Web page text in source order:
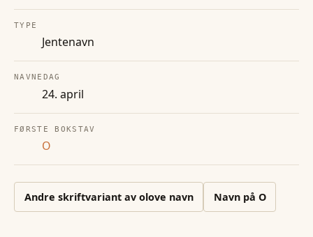
TYPE
Jentenavn
NAVNEDAG
24. april
FØRSTE BOKSTAV
O
Andre skriftvariant av olove navn Navn på O